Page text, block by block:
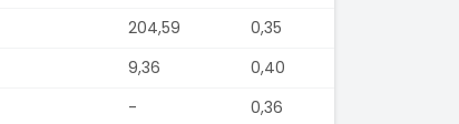
204,59
0,35
9,36
0,40
-
0,36